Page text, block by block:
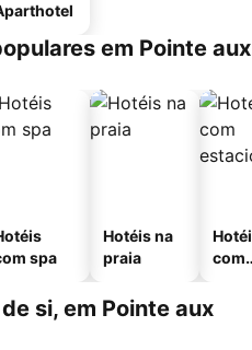
em Pointe aux
spa
Hotéis na
praia
com
si, em Pointe aux